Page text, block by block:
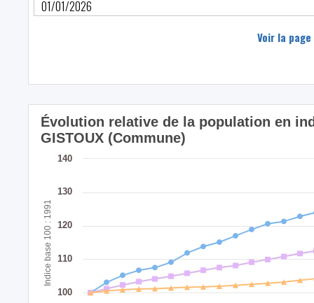
Voir la
Indice base 100 : 1991
Évolution relative de la population en
GISTOUX (Commune)
100
110
120
130
140